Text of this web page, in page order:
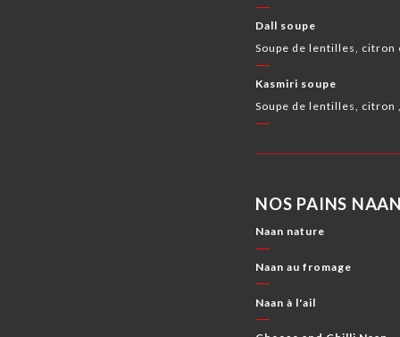
Dall soupe
Soupe de lentilles,
Kasmiri soupe
Soupe de lentilles,
NOS PAINS
Naan nature
Naan au fromage
Naan à l'ail